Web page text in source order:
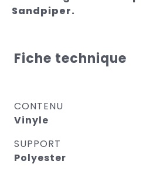
Sandpiper.
Fiche technique
CONTENU
Vinyle
SUPPORT
Polyester